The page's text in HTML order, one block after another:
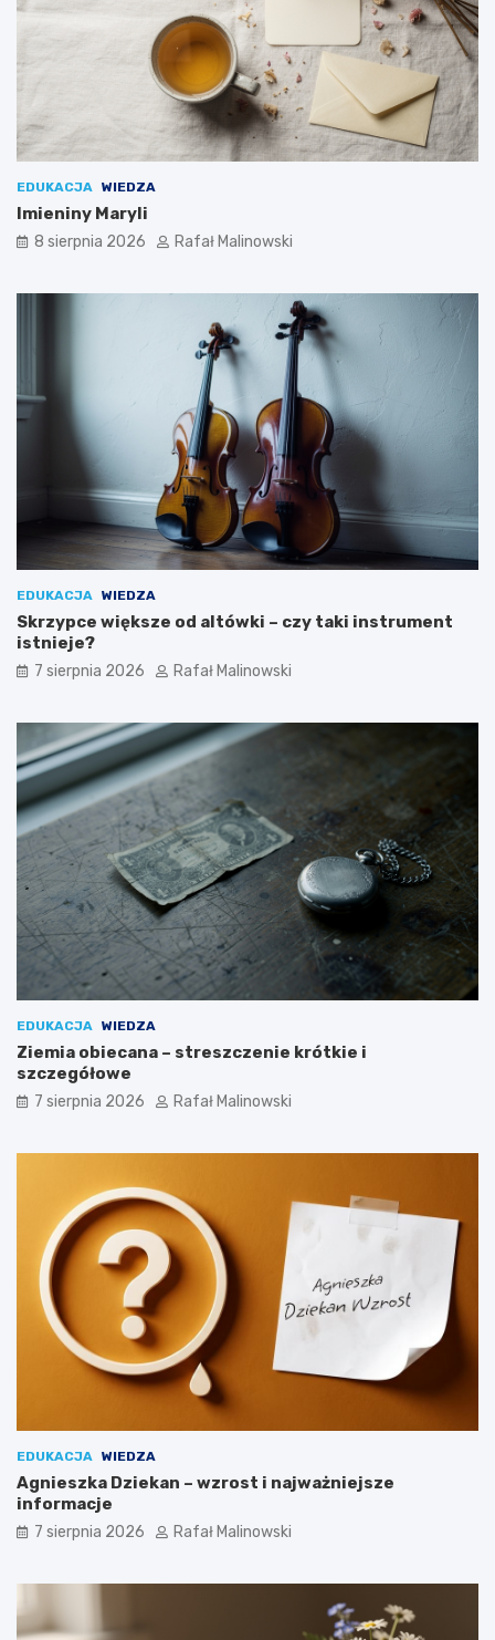
EDUKACJA WIEDZA
Imieniny Maryli
8 sierpnia 2026 Rafał Malinowski
EDUKACJA WIEDZA
Skrzypce większe od altówki – czy taki instrument
istnieje?
7 sierpnia 2026 Rafał Malinowski
EDUKACJA WIEDZA
Ziemia obiecana – streszczenie krótkie i
szczegółowe
7 sierpnia 2026 Rafał Malinowski
EDUKACJA WIEDZA
Agnieszka Dziekan – wzrost i najważniejsze
informacje
7 sierpnia 2026 Rafał Malinowski